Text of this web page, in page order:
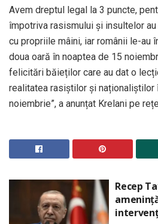
Avem dreptul legal la 3 puncte,
împotriva rasismului și insultelor
cu propriile mâini, iar românii le-au
doua oară în noaptea de 15
felicitări băieților care au dat o
realitatea rasiștilor și naționaliștilor
noiembrie”, a anunțat Krelani pe
Recep